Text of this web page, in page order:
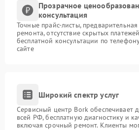
Прозрачное
консультация
Точные прайс-листы,
ремонта, отсутствие скрытых
бесплатной консультации по
сайте
Широкий спектр услуг
Сервисный центр Bork обеспечивает
всей РФ, бесплатную диагностику и
включая срочный ремонт. Клиенты